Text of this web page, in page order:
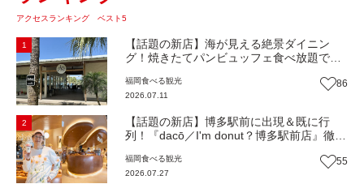
アクセスランキング ベスト5
1
【話題の新店】海が見える絶景ダイニン
グ！焼きたてパンビュッフェ食べ放題で大
Beach Cafe』（福岡・糸島市）【まち歩
き】
福岡食べる観光
2026.07.11
86
2
【話題の新店】博多駅前に出現＆既に行
列！『dacō／I'm donut？博多駅前店』徹底
しみ方＆イチオシメニューも紹介！（福岡
市博多区）【まち歩き】
福岡食べる観光
2026.07.27
55